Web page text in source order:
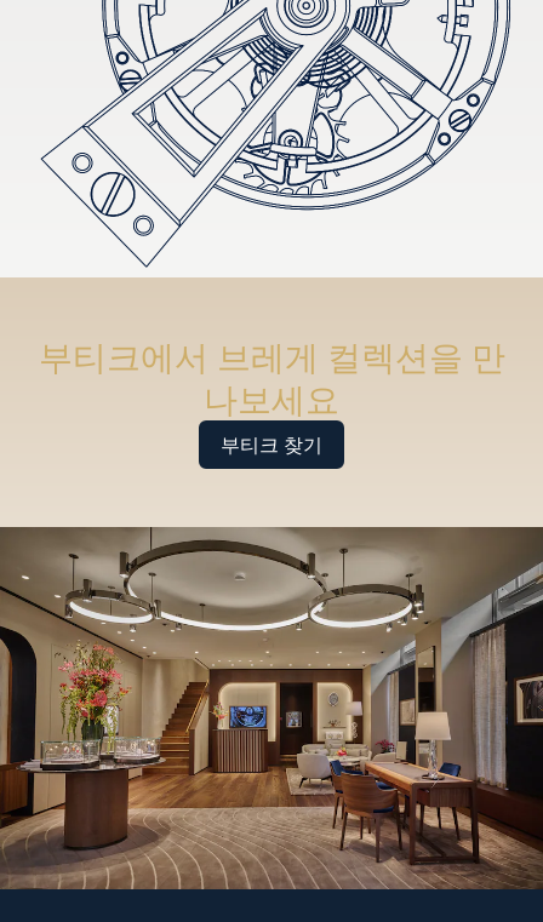
부티크에서 브레게 컬렉션을 만
나보세요
부티크 찾기